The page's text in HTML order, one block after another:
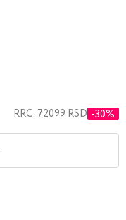
RRC: 72099 RSD -30%